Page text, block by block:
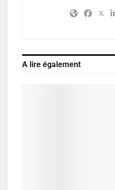
A lire également